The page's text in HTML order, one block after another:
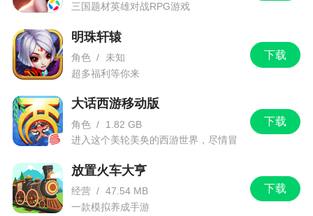
三国题材英雄对战RPG游戏
下载
明珠轩辕
角色 /
未知
超多福利等你来
下载
大话西游移动版
角色 /
1.82 GB
进入这个美轮美奂的西游世界，尽情冒
下载
放置火车大亨
经营 / 47.54 MB
一款模拟养成手游